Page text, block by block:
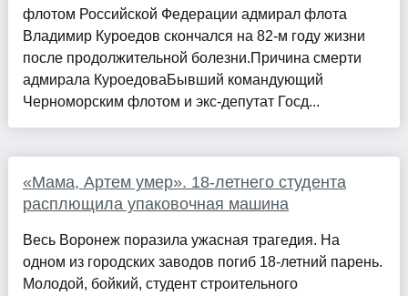
флотом Российской Федерации адмирал флота
Владимир Куроедов скончался на 82-м году жизни
после продолжительной болезни.Причина смерти
адмирала КуроедоваБывший командующий
Черноморским флотом и экс-депутат Госд...
«Мама, Артем умер». 18-летнего студента
расплющила упаковочная машина
Весь Воронеж поразила ужасная трагедия. На
одном из городских заводов погиб 18-летний парень.
Молодой, бойкий, студент строительного